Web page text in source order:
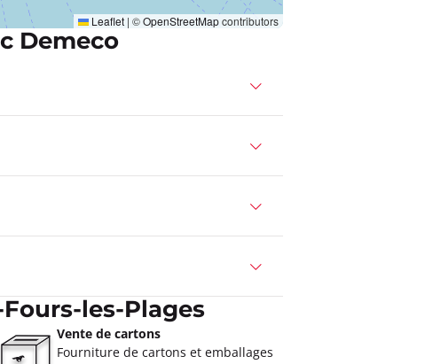
Leaflet | ©OpenStreetMapcontributors
Demeco
les-Plages
Vente de cartons
Fourniture de cartons et emballages